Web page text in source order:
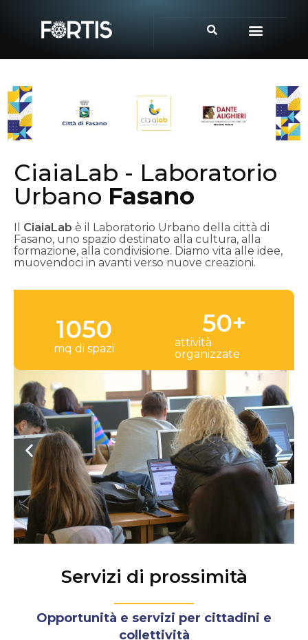
CiaiaLab - Laboratorio
Urbano Fasano
Il CiaiaLab è il Laboratorio Urbano della città di
Fasano, uno spazio destinato alla cultura, alla
formazione, alla condivisione. Diamo vita alle idee,
muovendoci in avanti verso nuove creazioni.
mq di spazi
1050
attività
organizzate
50+
Servizi di prossimità
Opportunità e servizi per cittadini e
collettività